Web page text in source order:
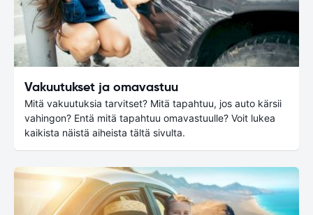
Vakuutukset ja omavastuu
Mitä vakuutuksia tarvitset? Mitä tapahtuu, jos auto kärsii
vahingon? Entä mitä tapahtuu omavastuulle? Voit lukea
kaikista näistä aiheista tältä sivulta.